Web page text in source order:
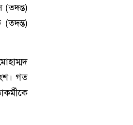
(তদন্ত)
(তদন্ত)
গত